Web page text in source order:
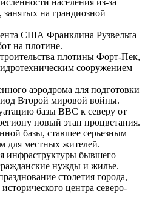
населения из-за
на грандиозной
США Франклина Рузвельта
на плотине.
плотины Форт-Пек,
сооружением
аэродрома для подготовки
Второй мировой войны.
базы ВВС к северу от
новый этап процветания.
базы, ставшее серьезным
для местных жителей.
инфраструктуры бывшего
нужды и жилье.
столетия города,
центра северо-